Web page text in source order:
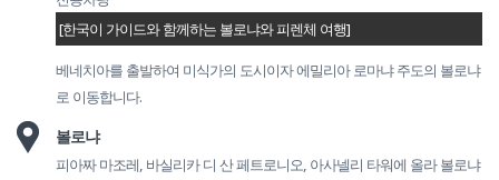
[한국이 가이드와 함께하는 볼로냐와 피렌체 여행]
베네치아를 출발하여 미식가의 도시이자 에밀리아 로마냐 주도의 볼로냐
로 이동합니다.
볼로냐
피아짜 마조레, 바실리카 디 산 페트로니오, 아사넬리 타워에 올라 볼로냐